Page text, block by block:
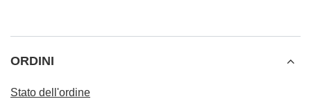
ORDINI
Stato dell'ordine